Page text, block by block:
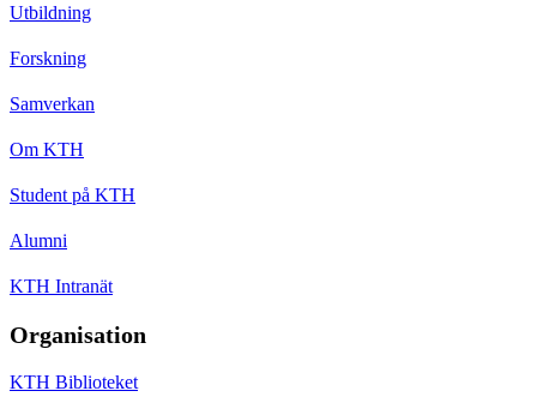
Utbildning
Forskning
Samverkan
Om KTH
Student på KTH
Alumni
KTH Intranät
Organisation
KTH Biblioteket